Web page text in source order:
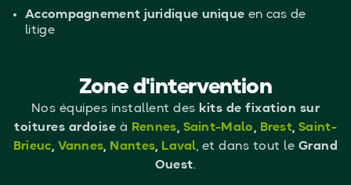
Accompagnement juridique unique en cas de
litige
Zone d'intervention
Nos équipes installent des kits de fixation sur
toitures ardoise à Rennes, Saint-Malo, Brest, Saint-
Brieuc, Vannes, Nantes, Laval, et dans tout le Grand
Ouest.